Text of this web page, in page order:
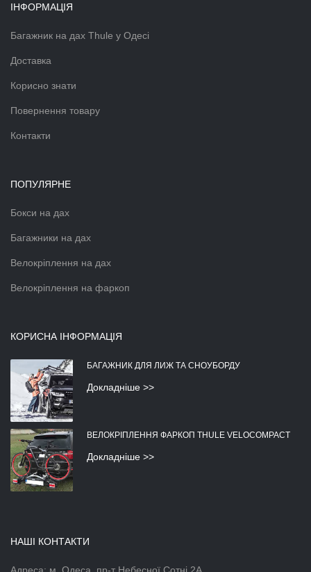
ІНФОРМАЦІЯ
Багажник на дах Thule у Одесі
Доставка
Корисно знати
Повернення товару
Контакти
ПОПУЛЯРНЕ
Бокси на дах
Багажники на дах
Велокріплення на дах
Велокріплення на фаркоп
КОРИСНА ІНФОРМАЦІЯ
БАГАЖНИК ДЛЯ ЛИЖ ТА СНОУБОРДУ
Докладніше >>
ВЕЛОКРІПЛЕННЯ ФАРКОП THULE VELOCOMPACT
Докладніше >>
НАШІ КОНТАКТИ